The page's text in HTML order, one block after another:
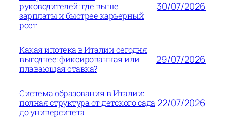
руководителей: где выше
зарплаты и быстрее карьерный
рост
30/07/2026
Какая ипотека в Италии сегодня
выгоднее: фиксированная или
плавающая ставка?
29/07/2026
Система образования в Италии:
полная структура от детского сада
до университета
22/07/2026